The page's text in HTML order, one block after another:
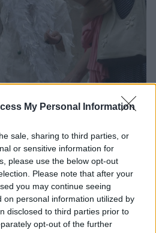
My Personal Information
sale, sharing to third parties, or
or sensitive information for
please use the below opt-out
Please note that after your
you may continue seeing
on personal information utilized by
disclosed to third parties prior to
opt-out of the further
Daugiau nuotraukų (8)